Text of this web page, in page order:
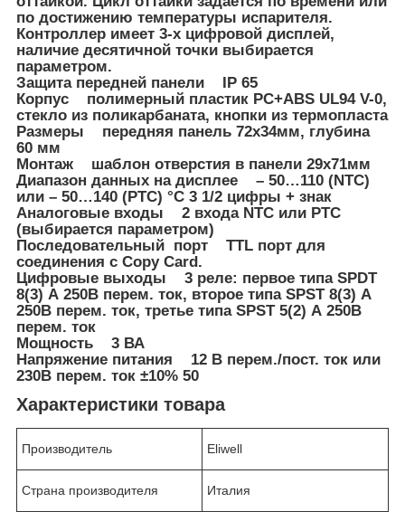
по достижению температуры испарителя.
Контроллер имеет 3-х цифровой дисплей,
наличие десятичной точки выбирается
параметром.
Защита передней панели IP 65
Корпус полимерный пластик PC+ABS UL94 V-0,
стекло из поликарбаната, кнопки из термопласта
Размеры передняя панель 72x34мм, глубина
60 мм
Монтаж шаблон отверстия в панели 29x71мм
Диапазон данных на дисплее – 50…110 (NTC)
или – 50…140 (PTC) °С 3 1/2 цифры + знак
Аналоговые входы 2 входа NTC или PTC
(выбирается параметром)
Последовательный порт TTL порт для
соединения с Copy Card.
Цифровые выходы 3 реле: первое типа SPDT
8(3) А 250В перем. ток, второе типа SPST 8(3) А
250В перем. ток, третье типа SPST 5(2) А 250В
перем. ток
Мощность 3 ВА
Напряжение питания 12 В перем./пост. ток или
230В перем. ток ±10% 50
Характеристики товара
Производитель Eliwell
Страна производителя Италия